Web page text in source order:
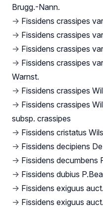
Brugg.-Nann.
→ Fissidens crassipes
→ Fissidens crassipes
→ Fissidens crassipes
→ Fissidens crassipes
Warnst.
→ Fissidens crassipes
→ Fissidens crassipes
subsp. crassipes
→ Fissidens cristatus
→ Fissidens decipiens
→ Fissidens decumbens
→ Fissidens dubius
→ Fissidens exiguus
→ Fissidens exiguus